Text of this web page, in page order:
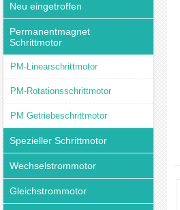
Neu eingetroffen
Permanentmagnet
Schrittmotor
PM-Linearschrittmotor
PM-Rotationsschrittmotor
PM Getriebeschrittmotor
Spezieller Schrittmotor
Wechselstrommotor
Gleichstrommotor